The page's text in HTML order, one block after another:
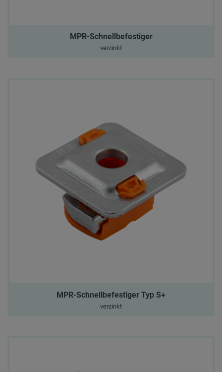
MPR-Schnellbefestiger
verzinkt
MPR-Schnellbefestiger Typ S+
verzinkt